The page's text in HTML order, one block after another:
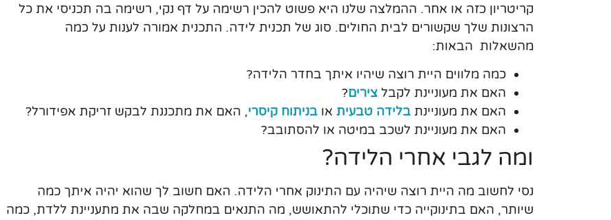
קריטריון כזה או אחר. ההמלצה שלנו היא פשוט להכין רשימה על דף נקי, רשימה בה תכניסי את כל
הרצונות שלך שקשורים לבית החולים. סוג של תכנית לידה. התכנית אמורה לענות על כמה
מהשאלות הבאות:
כמה מלווים היית רוצה שיהיו איתך בחדר הלידה?
האם את מעוניינת לקבל צירים?
האם את מעוניינת בלידה טבעית או בניתוח קיסרי, האם את מתכננת לבקש זריקת אפידורל?
האם את מעוניינת לשכב במיטה או להסתובב?
ומה לגבי אחרי הלידה?
נסי לחשוב מה היית רוצה שיהיה עם התינוק אחרי הלידה. האם חשוב לך שהוא יהיה איתך כמה
שיותר, האם בתינוקייה כדי שתוכלי להתאושש, מה התנאים במחלקה שבה את מתעניינת ללדת, כמה